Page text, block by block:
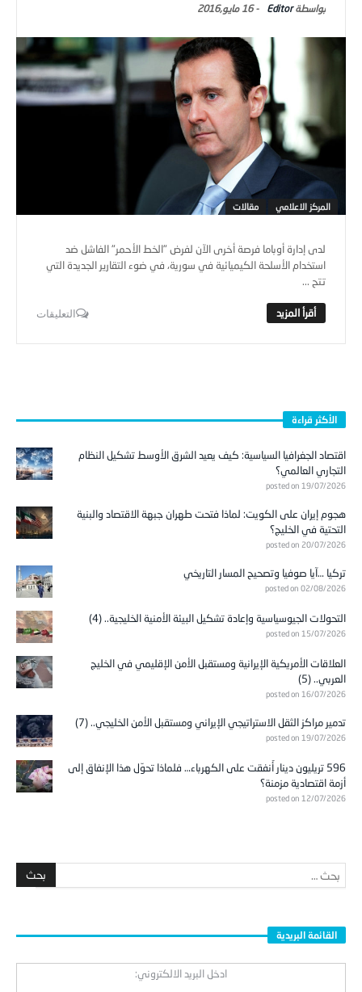
Editor
-16 مايو,2016
المركز الاعلامي مقالات
لدى إدارة أوباما فرصة أخرى الآن لفرض "الخط الأحمر" الفاشل ضد
استخدام الأسلحة الكيميائية في سورية، في ضوء التقارير الجديدة التي
تتح ...
التعليقات
الأكثر قراءة
اقتصاد الجغرافيا السياسية: كيف يعيد الشرق الأوسط تشكيل النظام
التجاري العالمي؟
posted on 19/07/2026
هجوم إيران على الكويت: لماذا فتحت طهران جبهة الاقتصاد والبنية
التحتية في الخليج؟
posted on 20/07/2026
تركيا …آيا صوفيا وتصحيح المسار التاريخي
posted on 02/08/2026
التحولات الجيوسياسية وإعادة تشكيل البيئة الأمنية الخليجية.. (4)
posted on 15/07/2026
العلاقات الأمريكية الإيرانية ومستقبل الأمن الإقليمي في الخليج
العربي.. (5)
posted on 16/07/2026
تدمير مراكز الثقل الاستراتيجي الإيراني ومستقبل الأمن الخليجي.. (7)
posted on 19/07/2026
596 تريليون دينار أُنفقت على الكهرباء… فلماذا تحوّل هذا الإنفاق إلى
أزمة اقتصادية مزمنة؟
posted on 12/07/2026
القائمة البريدية
ادخل البريد الالكتروني: